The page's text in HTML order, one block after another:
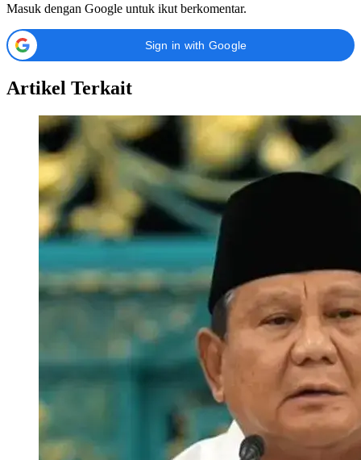
Masuk dengan Google untuk ikut berkomentar.
Sign in with Google
Artikel Terkait